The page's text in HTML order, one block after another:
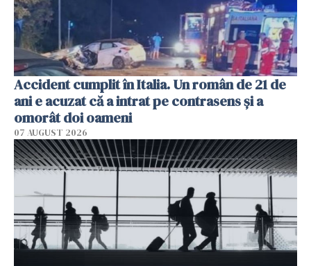
Accident cumplit în Italia. Un român de 21 de
ani e acuzat că a intrat pe contrasens și a
omorât doi oameni
07 AUGUST 2026